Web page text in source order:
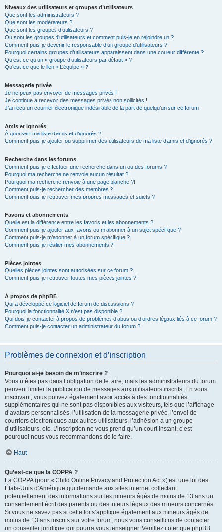
Niveaux des utilisateurs et groupes d’utilisateurs
Que sont les administrateurs ?
Que sont les modérateurs ?
Que sont les groupes d’utilisateurs ?
Où sont les groupes d’utilisateurs et comment puis-je en rejoindre un ?
Comment puis-je devenir le responsable d’un groupe d’utilisateurs ?
Pourquoi certains groupes d’utilisateurs apparaissent dans une couleur différente ?
Qu’est-ce qu’un « groupe d’utilisateurs par défaut » ?
Qu’est-ce que le lien « L’équipe » ?
Messagerie privée
Je ne peux pas envoyer de messages privés !
Je continue à recevoir des messages privés non sollicités !
J’ai reçu un courrier électronique indésirable de la part de quelqu’un sur ce forum !
Amis et ignorés
À quoi sert ma liste d’amis et d’ignorés ?
Comment puis-je ajouter ou supprimer des utilisateurs de ma liste d’amis et d’ignorés ?
Recherche dans les forums
Comment puis-je effectuer une recherche dans un ou des forums ?
Pourquoi ma recherche ne renvoie aucun résultat ?
Pourquoi ma recherche renvoie à une page blanche ?!
Comment puis-je rechercher des membres ?
Comment puis-je retrouver mes propres messages et sujets ?
Favoris et abonnements
Quelle est la différence entre les favoris et les abonnements ?
Comment puis-je ajouter aux favoris ou m’abonner à un sujet spécifique ?
Comment puis-je m’abonner à un forum spécifique ?
Comment puis-je résilier mes abonnements ?
Pièces jointes
Quelles pièces jointes sont autorisées sur ce forum ?
Comment puis-je retrouver toutes mes pièces jointes ?
À propos de phpBB
Qui a développé ce logiciel de forum de discussions ?
Pourquoi la fonctionnalité X n’est pas disponible ?
Qui dois-je contacter à propos de problèmes d’abus ou d’ordres légaux liés à ce forum ?
Comment puis-je contacter un administrateur du forum ?
Problèmes de connexion et d’inscription
Pourquoi ai-je besoin de m’inscrire ?
Vous n’êtes pas dans l’obligation de le faire, mais les administrateurs du forum
peuvent limiter la publication de messages aux utilisateurs inscrits. En vous
inscrivant, vous pouvez également avoir accès à des fonctionnalités
supplémentaires qui ne sont pas disponibles aux visiteurs, tels que l’affichage
d’avatars personnalisés, l’utilisation de la messagerie privée, l’envoi de
courriers électroniques aux autres utilisateurs, l’adhésion à un groupe
d’utilisateurs, etc. L’inscription ne vous prend qu’un court instant, c’est
pourquoi nous vous recommandons de le faire.
Haut
Qu’est-ce que la COPPA ?
La COPPA (pour « Child Online Privacy and Protection Act ») est une loi des
États-Unis d’Amérique qui demande aux sites internet collectant
potentiellement des informations sur les mineurs âgés de moins de 13 ans un
consentement écrit des parents ou des tuteurs légaux des mineurs concernés.
Si vous ne savez pas si cette loi s’applique également aux mineurs âgés de
moins de 13 ans inscrits sur votre forum, nous vous conseillons de contacter
un conseiller juridique qui pourra vous renseigner. Veuillez noter que phpBB